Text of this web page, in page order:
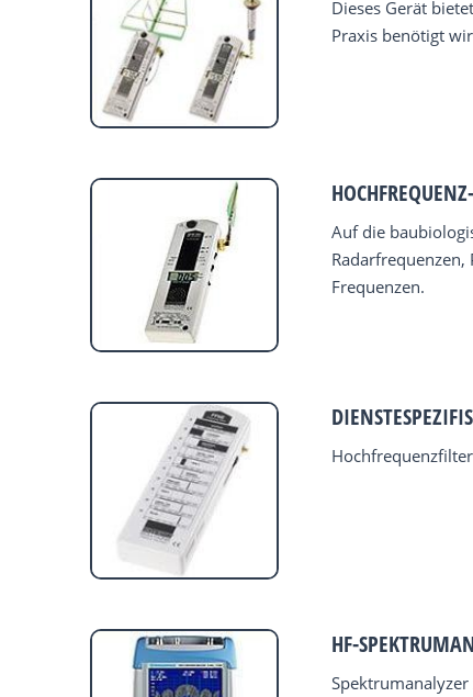
Dieses Gerät
Praxis benötigt
Auf die
Frequenzen.
HF-